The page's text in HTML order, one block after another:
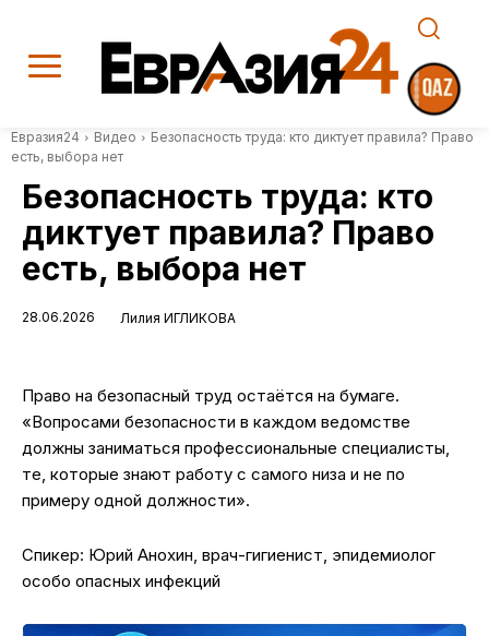
Евразия24 Видео
Безопасность труда: кто диктует правила? Право
есть, выбора нет
Безопасность труда: кто
диктует правила? Право
есть, выбора нет
28.06.2026 Лилия ИГЛИКОВА
Право на безопасный труд остаётся на бумаге.
«Вопросами безопасности в каждом ведомстве
должны заниматься профессиональные специалисты,
те, которые знают работу с самого низа и не по
примеру одной должности».
Спикер: Юрий Анохин, врач-гигиенист, эпидемиолог
особо опасных инфекций